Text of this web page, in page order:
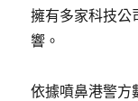
擁有多家科技公
響。
依據噴鼻港警方